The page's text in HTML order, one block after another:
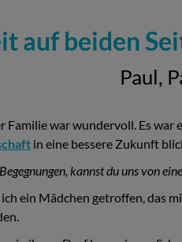
auf beiden
Paul,
war wundervoll. Es
in eine bessere Zukunft
kannst du uns von
ein Mädchen getroffen, das